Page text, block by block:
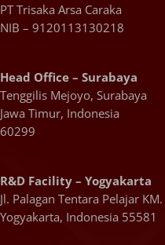
PT Trisaka Arsa Caraka
NIB – 9120113130218
Head Office – Surabaya
Tenggilis Mejoyo, Surabaya
Jawa Timur, Indonesia
60299
R&D Facility – Yogyakarta
Jl. Palagan Tentara Pelajar
Yogyakarta, Indonesia 55581